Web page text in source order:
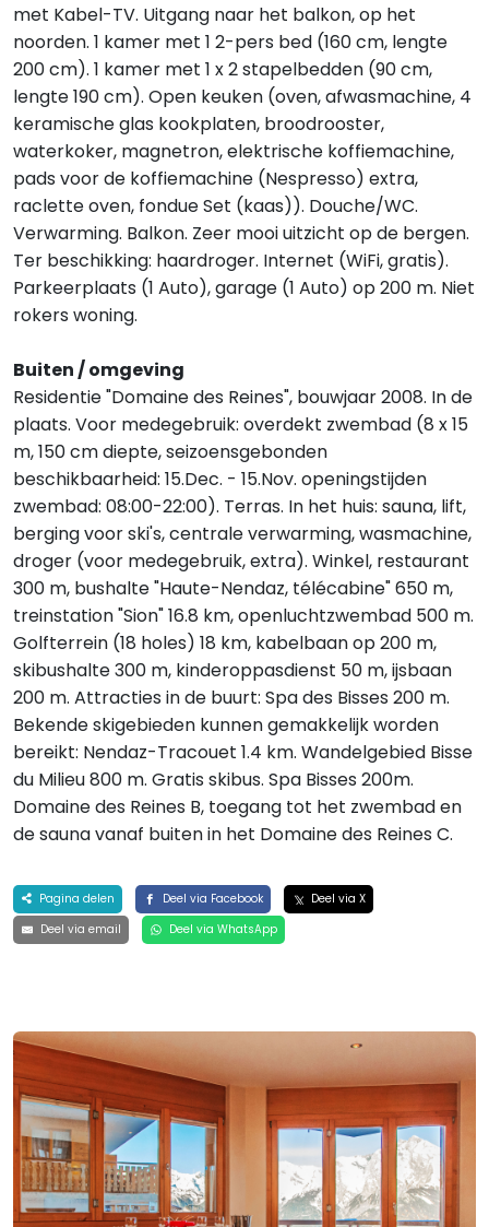
met Kabel-TV. Uitgang naar het balkon, op het
noorden. 1 kamer met 1 2-pers bed (160 cm, lengte
200 cm). 1 kamer met 1 x 2 stapelbedden (90 cm,
lengte 190 cm). Open keuken (oven, afwasmachine, 4
keramische glas kookplaten, broodrooster,
waterkoker, magnetron, elektrische koffiemachine,
pads voor de koffiemachine (Nespresso) extra,
raclette oven, fondue Set (kaas)). Douche/WC.
Verwarming. Balkon. Zeer mooi uitzicht op de bergen.
Ter beschikking: haardroger. Internet (WiFi, gratis).
Parkeerplaats (1 Auto), garage (1 Auto) op 200 m. Niet
rokers woning.
Buiten / omgeving
Residentie "Domaine des Reines", bouwjaar 2008. In de
plaats. Voor medegebruik: overdekt zwembad (8 x 15
m, 150 cm diepte, seizoensgebonden
beschikbaarheid: 15.Dec. - 15.Nov. openingstijden
zwembad: 08:00-22:00). Terras. In het huis: sauna, lift,
berging voor ski's, centrale verwarming, wasmachine,
droger (voor medegebruik, extra). Winkel, restaurant
300 m, bushalte "Haute-Nendaz, télécabine" 650 m,
treinstation "Sion" 16.8 km, openluchtzwembad 500 m.
Golfterrein (18 holes) 18 km, kabelbaan op 200 m,
skibushalte 300 m, kinderoppasdienst 50 m, ijsbaan
200 m. Attracties in de buurt: Spa des Bisses 200 m.
Bekende skigebieden kunnen gemakkelijk worden
bereikt: Nendaz-Tracouet 1.4 km. Wandelgebied Bisse
du Milieu 800 m. Gratis skibus. Spa Bisses 200m.
Domaine des Reines B, toegang tot het zwembad en
de sauna vanaf buiten in het Domaine des Reines C.
Pagina delen Deel via Facebook
Deel via X
Deel via email
Deel via WhatsApp